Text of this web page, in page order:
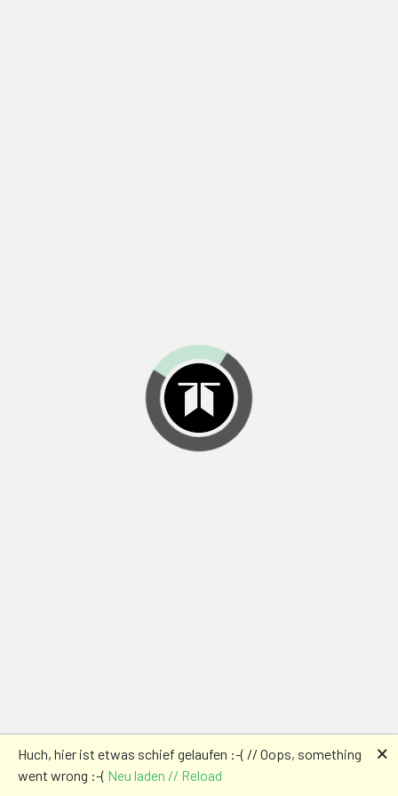
Huch, hier ist etwas schief gelaufen :-( // Oops, something
went wrong :-( Neu laden // Reload
🗙